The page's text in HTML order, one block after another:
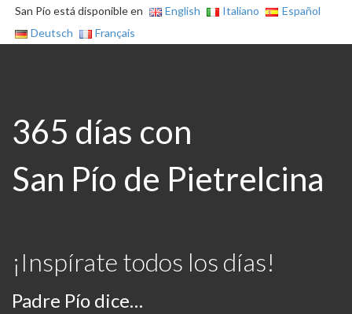
San Pío está disponible en English Italiano
Español
Deutsch
Français
365 días con
San Pío de Pietrelcina
¡Inspírate todos los días!
Padre Pío dice…